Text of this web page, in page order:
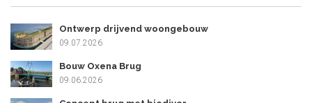
Ontwerp drijvend woongebouw
09.07.2026
Bouw Oxena Brug
09.06.2026